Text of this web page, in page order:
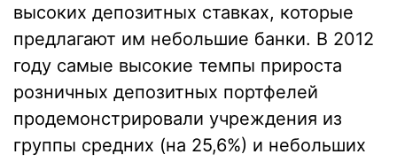
высоких депозитных ставках, которые
предлагают им небольшие банки. В 2012
году самые высокие темпы прироста
розничных депозитных портфелей
продемонстрировали учреждения из
группы средних (на 25,6%) и небольших